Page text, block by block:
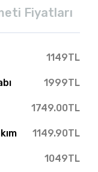
Fiyatları
1149TL
1999TL
1749.00TL
1149.90TL
1049TL